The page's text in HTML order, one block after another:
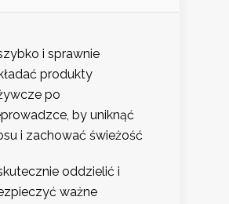
i sprawnie
produkty
po
by uniknąć
i zachować świeżość
oddzielić i
ważne